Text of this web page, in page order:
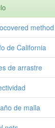
method
de California
de arrastre
de malla